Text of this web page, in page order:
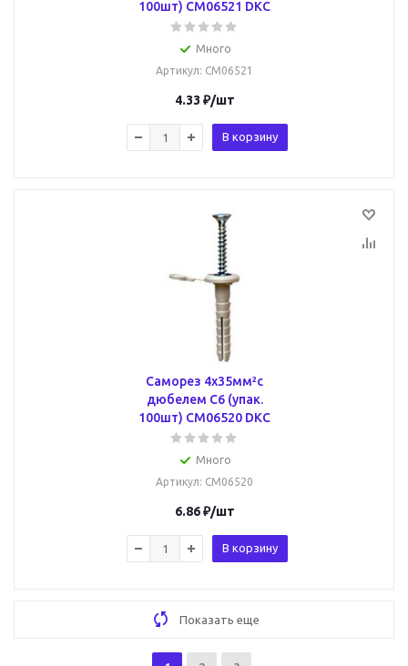
100шт) CM06521 DKC
Много
Артикул: CM06521
4.33 ₽/шт
В корзину
Саморез 4х35мм²с
дюбелем C6 (упак.
100шт) CM06520 DKC
Много
Артикул: CM06520
6.86₽/шт
В корзину
Показать еще